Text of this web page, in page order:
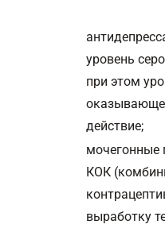
уровень
при этом
действие;
мочегонные
КОК
выработку